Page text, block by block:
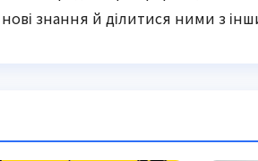
знання й ділитися ними з